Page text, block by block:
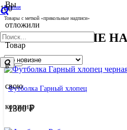
Вы
отложили
Товар
в
свою
корзину.
Главная
/
Товары с меткой «прикольные надписи»
ПРИКОЛЬНЫЕ
Футболка Гарный хлопец
1300₽